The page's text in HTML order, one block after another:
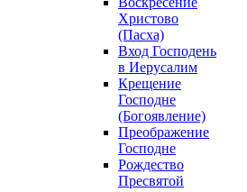
Христово
(Пасха)
Вход Господень
в Иерусалим
Крещение
Господне
(Богоявление)
Преображение
Господне
Рождество
Пресвятой